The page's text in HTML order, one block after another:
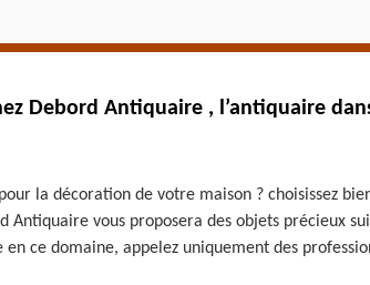
Debord Antiquaire , l’antiquaire
la décoration de votre maison ? choisissez
vous proposera des objets précieux
ce domaine, appelez uniquement des